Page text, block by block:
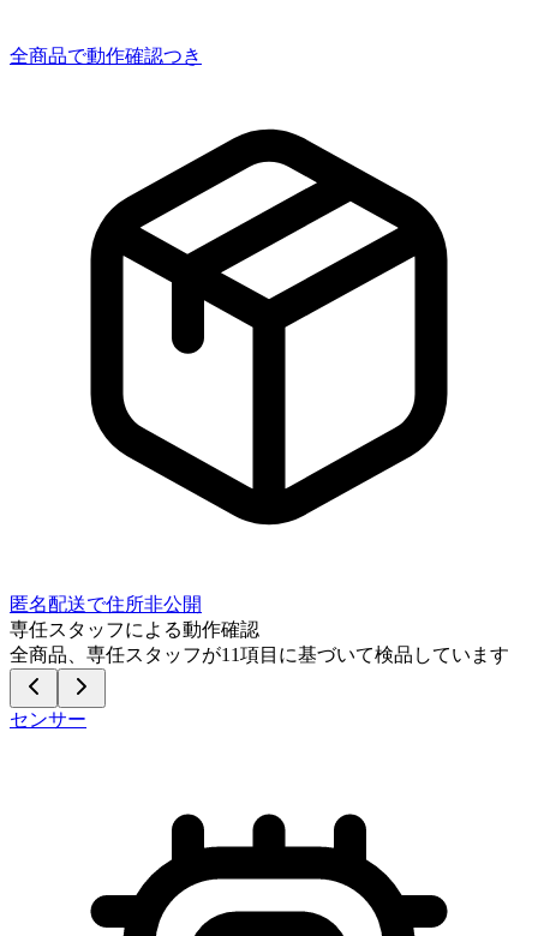
全商品で動作確認つき
匿名配送で住所非公開
専任スタッフによる動作確認
全商品、専任スタッフが11項目に基づいて検品しています
センサー